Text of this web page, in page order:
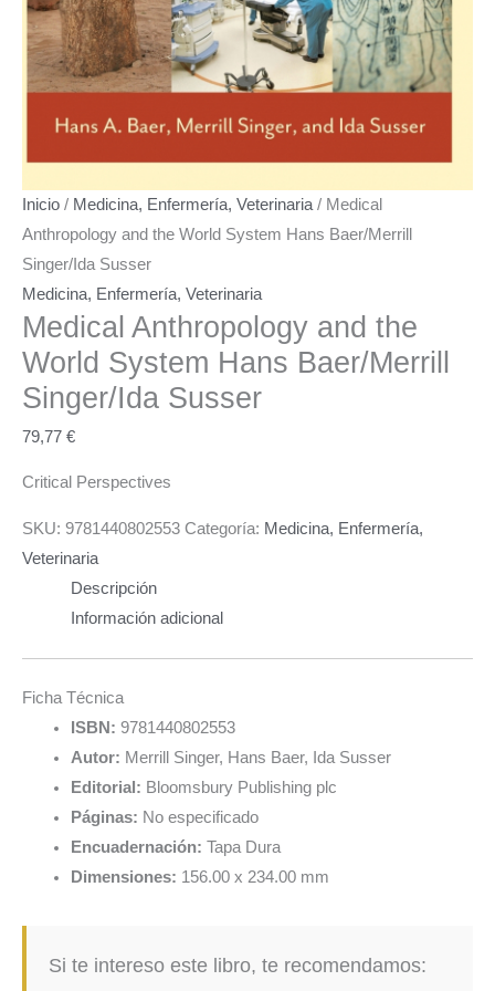
Inicio / Medicina, Enfermería, Veterinaria/ Medical
Anthropology and the World System Hans Baer/Merrill
Singer/Ida Susser
Medicina, Enfermería, Veterinaria
Medical Anthropology and the
World System Hans Baer/Merrill
Singer/Ida Susser
79,77 €
Critical Perspectives
SKU: 9781440802553 Categoría: Medicina, Enfermería,
Veterinaria
Descripción
Información adicional
Ficha Técnica
ISBN: 9781440802553
Autor: Merrill Singer, Hans Baer, Ida Susser
Editorial: Bloomsbury Publishing plc
Páginas: No especificado
Encuadernación: Tapa Dura
Dimensiones: 156.00 x 234.00 mm
Si te intereso este libro, te recomendamos: